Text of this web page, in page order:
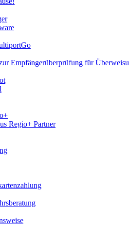
Empfängerüberprüfung für
Regio+ Partner